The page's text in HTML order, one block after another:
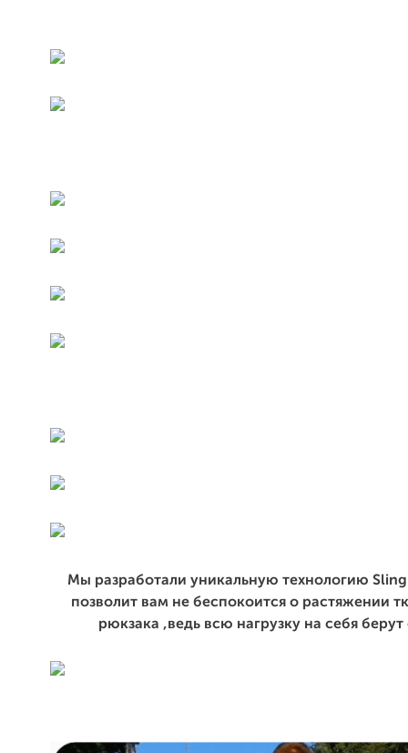
Мы разработали уникальную технологию
позволит вам не беспокоится о растяжении
рюкзака ,ведь всю нагрузку на себя